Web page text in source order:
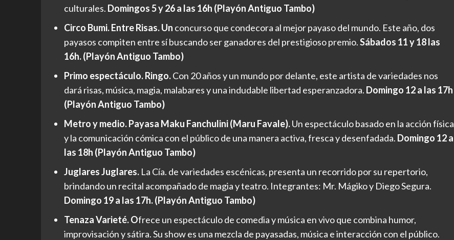
culturales. Domingos 5 y 26 a las 16h (Playón Antiguo Tambo)
Circo Bumi. Entre Risas. Un concurso que condecora al mejor payaso del mundo. Este año, dos
payasos compiten entre sí buscando ser ganadores del prestigioso premio.Sábados 11 y 18 las
16h. (Playón Antiguo Tambo)
Primo espectáculo. Ringo.Con 20 años y un mundo por delante, este artista de variedades nos
dará risas, música, magia, malabares y una indudable libertad esperanzadora. Domingo 12 a las 17h
(Playón Antiguo Tambo)
Metro y medio. Payasa Maku Fanchulini (Maru Favale).Un espectáculo basado en la acción física
y la comunicación cómica con el público de una manera activa, fresca y desenfadada. Domingo 12 a
las 18h (Playón Antiguo Tambo)
Juglares Juglares. La Cía. de variedades escénicas, presenta un recorrido por su repertorio,
brindando un recital acompañado de magia y teatro. Integrantes: Mr. Mágiko y Diego Segura.
Domingo 19 a las 17h. (Playón Antiguo Tambo)
Tenaza Varieté. Ofrece un espectáculo de comedia y música en vivo que combina humor,
improvisación y sátira. Su show es una mezcla de payasadas, música e interacción con el público.